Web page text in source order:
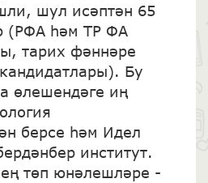
шул исәптән 65
(РФА һәм ТР ФА
тарих фәннәре
Бу
өлешендәге иң
берсе һәм Идел
институт.
төп юнәлешләре -